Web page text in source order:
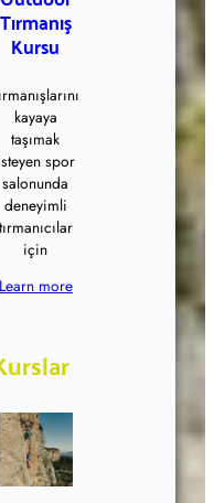
Tırmanış
Kursu
kayaya
taşımak
spor
salonunda
deneyimli
tırmanıcılar
için
Learn more